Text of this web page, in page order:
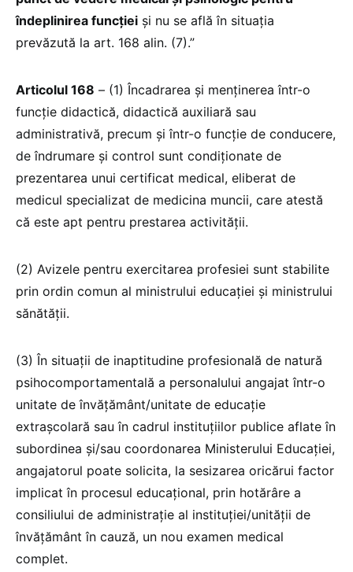
îndeplinirea funcției și nu se află în situația
prevăzută la art. 168 alin. (7).”
Articolul 168 – (1) Încadrarea și menținerea într-o
funcție didactică, didactică auxiliară sau
administrativă, precum și într-o funcție de conducere,
de îndrumare și control sunt condiționate de
prezentarea unui certificat medical, eliberat de
medicul specializat de medicina muncii, care atestă
că este apt pentru prestarea activității.
(2) Avizele pentru exercitarea profesiei sunt stabilite
prin ordin comun al ministrului educației și ministrului
sănătății.
(3) În situații de inaptitudine profesională de natură
psihocomportamentală a personalului angajat într-o
unitate de învățământ/unitate de educație
extrașcolară sau în cadrul instituțiilor publice aflate în
subordinea și/sau coordonarea Ministerului Educației,
angajatorul poate solicita, la sesizarea oricărui factor
implicat în procesul educațional, prin hotărâre a
consiliului de administrație al instituției/unității de
învățământ în cauză, un nou examen medical
complet.